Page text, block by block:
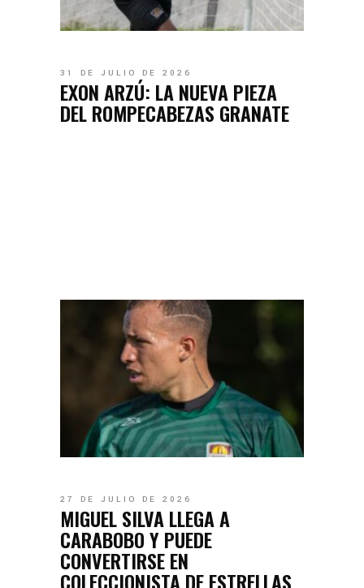
31 DE JULIO DE 2026
EXON ARZÚ: LA NUEVA PIEZA
DEL ROMPECABEZAS GRANATE
27 DE JULIO DE 2026
MIGUEL SILVA LLEGA A
CARABOBO Y PUEDE
CONVERTIRSE EN
COLECCIONISTA DE ESTRELLAS